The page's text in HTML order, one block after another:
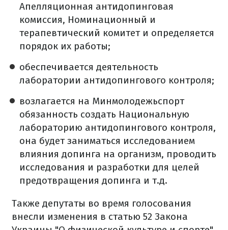
Апелляционная антидопинговая
комиссия, Номинационный и
терапевтический комитет и определяется
порядок их работы;
обеспечивается деятельность
лаборатории антидопингового контроля;
возлагается на Минмолодежьспорт
обязанность создать Национальную
лабораторию антидопингового контроля,
она будет заниматься исследованием
влияния допинга на организм, проводить
исследования и разработки для целей
предотвращения допинга и т.д.
Также депутаты во время голосования
внесли изменения в статью 52 Закона